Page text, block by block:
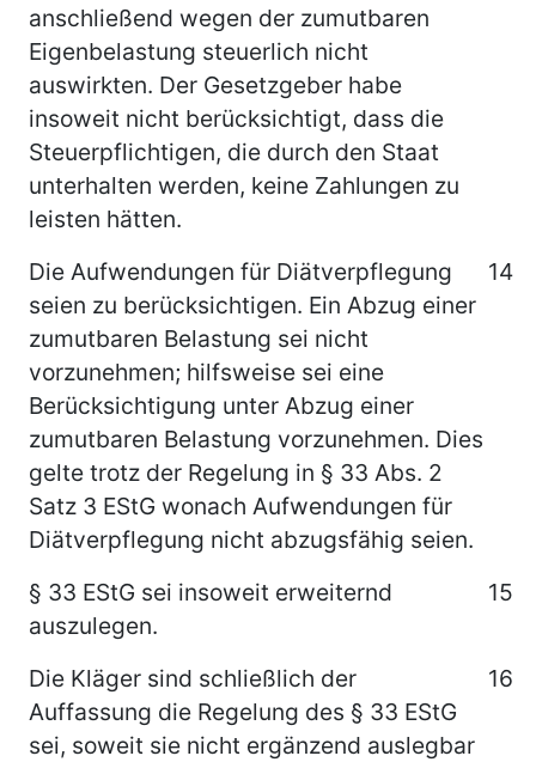
anschließend wegen der zumutbaren
Eigenbelastung steuerlich nicht
auswirkten. Der Gesetzgeber habe
insoweit nicht berücksichtigt, dass die
Steuerpflichtigen, die durch den Staat
unterhalten werden, keine Zahlungen zu
leisten hätten.
14
Die Aufwendungen für Diätverpflegung
seien zu berücksichtigen. Ein Abzug einer
zumutbaren Belastung sei nicht
vorzunehmen; hilfsweise sei eine
Berücksichtigung unter Abzug einer
zumutbaren Belastung vorzunehmen. Dies
gelte trotz der Regelung in § 33 Abs. 2
Satz 3 EStG wonach Aufwendungen für
Diätverpflegung nicht abzugsfähig seien.
15
§ 33 EStG sei insoweit erweiternd
auszulegen.
16
Die Kläger sind schließlich der
Auffassung die Regelung des § 33 EStG
sei, soweit sie nicht ergänzend auslegbar